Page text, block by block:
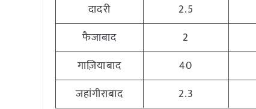
दादरी
2.5
फैजाबाद
2
गाज़ियाबाद
40
जहांगीराबाद
2.3